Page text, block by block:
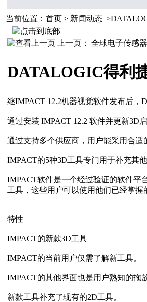
当前位置： 首页 > 新闻动态
上一页： 全球电子传感
DATALOGIC得利
继IMPACT 12.2机器视觉软件发布后，
通过安装 IMPACT 12.2 软件并更新3D
通过支持多个供应商，用户能采用合适
IMPACT的5种3D工具专门用于补充其
IMPACT软件是一个经过验证的软件平
工具，这些用户可以使用他们已经掌握
特性
IMPACT的新款3D工具
IMPACT的当前用户仅需了解新工具。
IMPACT的其他界面也是用户熟知的拖
新款工具补充了现有的2D工具。